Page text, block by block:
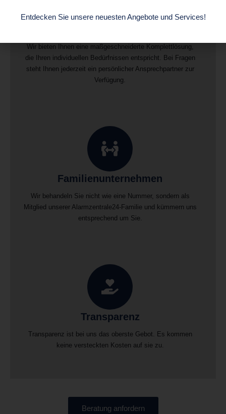
Wir bieten Ihnen eine maßgeschneiderte Komplettlösung,
die Ihren individuellen Bedürfnissen entspricht. Bei Fragen
steht Ihnen jederzeit ein persönlicher Ansprechpartner zur
Verfügung.
Familienunternehmen
Wir behandeln Sie nicht wie eine Nummer, sondern als
Mitglied unserer Alarmzentrale24-Familie und kümmern uns
entsprechend um Sie.
Transparenz
Transparenz ist bei uns das oberste Gebot. Es kommen
keine versteckten Kosten auf sie zu.
Beratung anfordern
Entdecken Sie unsere neuesten Angebote und Services!